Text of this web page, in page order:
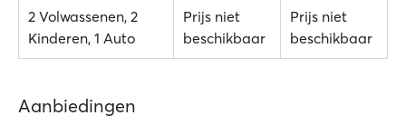
2 Volwassenen, 2
Kinderen, 1 Auto
Prijs niet
beschikbaar
Prijs niet
beschikbaar
Aanbiedingen